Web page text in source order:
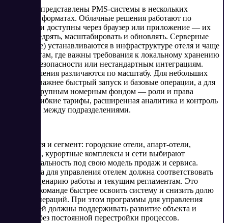
На рынке представлены PMS-системы в нескольких
основных форматах. Облачные решения работают по
подписке и доступны через браузер или приложение — их
проще внедрять, масштабировать и обновлять. Серверные
(on-premise) устанавливаются в инфраструктуре отеля и чаще
подходят там, где важны требования к локальному хранению
данных, безопасности или нестандартным интеграциям.
Также решения различаются по масштабу. Для небольших
объектов важнее быстрый запуск и базовые операции, а для
отелей с крупным номерным фондом — роли и права
доступа, гибкие тарифы, расширенная аналитика и контроль
процессов между подразделениями.
Отличается и сегмент: городские отели, апарт-отели,
санатории, курортные комплексы и сети выбирают
функциональность под свою модель продаж и сервиса.
Программа для управления отелем должна соответствовать
вашему сценарию работы и текущим регламентам. Это
позволит команде быстрее освоить систему и снизить долю
ручных операций. При этом программы для управления
гостиницей должны поддерживать развитие объекта и
нагрузки без постоянной перестройки процессов.